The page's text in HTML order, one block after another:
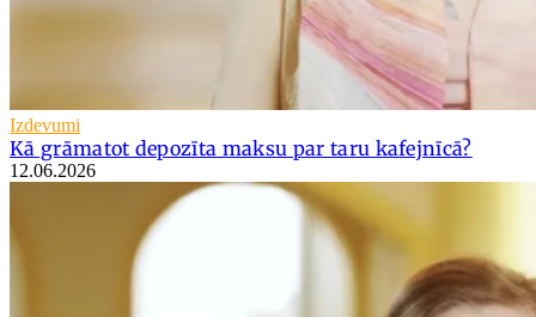
Izdevumi
Kā grāmatot depozīta maksu par taru kafejnīcā?
12.06.2026